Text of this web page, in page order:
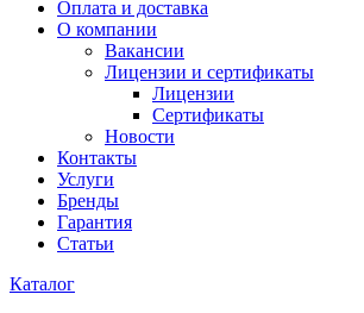
Оплата и доставка
О компании
Вакансии
Лицензии и сертификаты
Лицензии
Сертификаты
Новости
Контакты
Услуги
Бренды
Гарантия
Статьи
Каталог